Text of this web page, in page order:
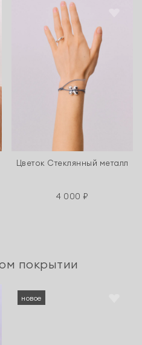
Цветок Стеклянный металл
4 000 ₽
покрытии
новое